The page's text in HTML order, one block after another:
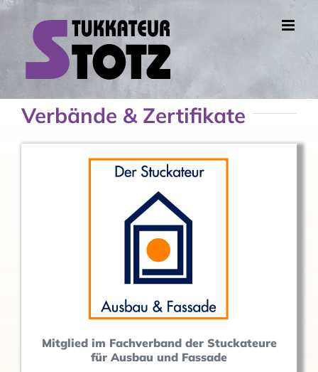
Zum
springen
Verbände & Zertifikate
Mitglied im Fachverband der Stuckateure
für Ausbau und Fassade